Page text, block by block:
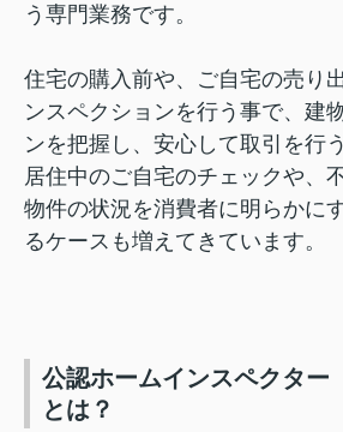
う専門業務です。
住宅の購入前や、ご自宅の売り
ンスペクションを行う事で、建
ンを把握し、安心して取引を行
居住中のご自宅のチェックや、
物件の状況を消費者に明らかに
るケースも増えてきています。
公認ホームインスペクター
とは？